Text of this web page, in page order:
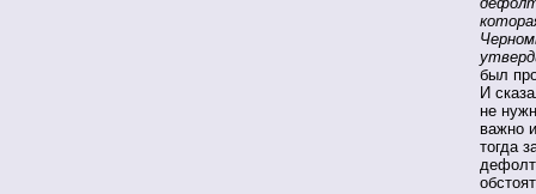
был
И
не
важно
тогда